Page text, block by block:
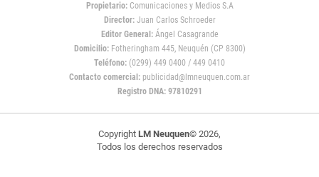
Propietario:Comunicaciones y Medios S.A
Director: Juan Carlos Schroeder
Editor General:Ángel Casagrande
Domicilio:Fotheringham 445, Neuquén (CP 8300)
Teléfono: (0299) 449 0400 / 449 0410
Contacto comercial: publicidad@lmneuquen.com.ar
Registro DNA: 97810291
Copyright LM Neuquen© 2026,
Todos los derechos reservados